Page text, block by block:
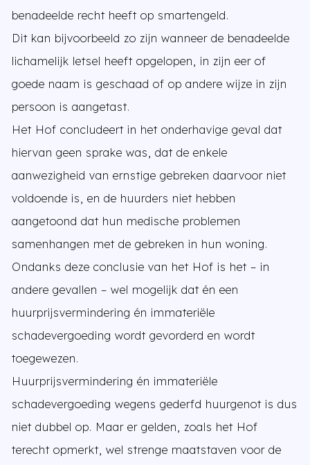
benadeelde recht heeft op smartengeld.
Dit kan bijvoorbeeld zo zijn wanneer de benadeelde
lichamelijk letsel heeft opgelopen, in zijn eer of
goede naam is geschaad of op andere wijze in zijn
persoon is aangetast.
Het Hof concludeert in het onderhavige geval dat
hiervan geen sprake was, dat de enkele
aanwezigheid van ernstige gebreken daarvoor niet
voldoende is, en de huurders niet hebben
aangetoond dat hun medische problemen
samenhangen met de gebreken in hun woning.
Ondanks deze conclusie van het Hof is het – in
andere gevallen – wel mogelijk dat én een
huurprijsvermindering én immateriële
schadevergoeding wordt gevorderd en wordt
toegewezen.
Huurprijsvermindering én immateriële
schadevergoeding wegens gederfd huurgenot is dus
niet dubbel op. Maar er gelden, zoals het Hof
terecht opmerkt, wel strenge maatstaven voor de